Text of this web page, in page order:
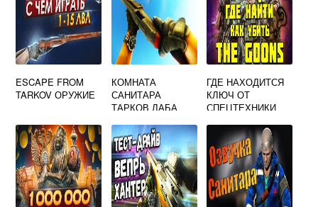
ESCAPE FROM
TARKOV ОРУЖИЕ
КОМНАТА
САНИТАРА
ТАРКОВ ЛАБА
ГДЕ НАХОДИТСЯ
КЛЮЧ ОТ
СПЕЦТЕХНИКИ